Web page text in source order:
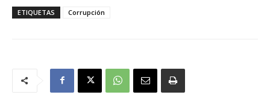
ETIQUETAS Corrupción